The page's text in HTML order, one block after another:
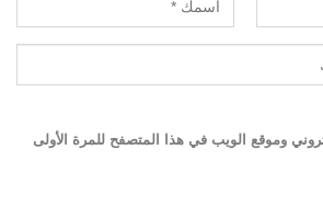
وموقع الويب في هذا المتصفح للمرة الأولى